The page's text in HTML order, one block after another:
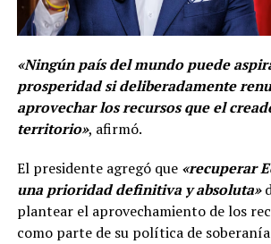
«Ningún país del mundo puede
prosperidad si deliberadamente
aprovechar los recursos que el
territorio», afirmó.
El presidente agregó que «recuperar
una prioridad definitiva y absoluta»
plantear el aprovechamiento de los
como parte de su política de